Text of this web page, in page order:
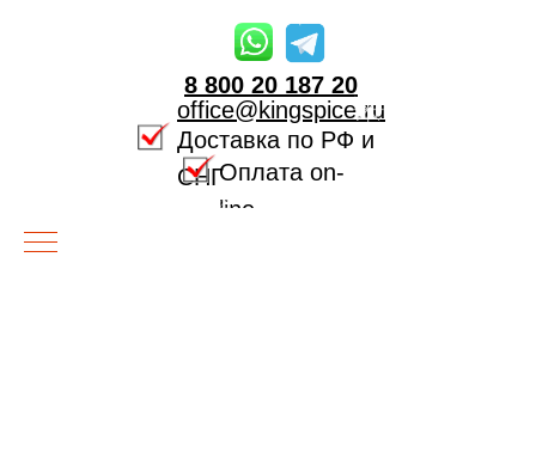
8 800 20 187 20
office@kingspice.ru
Доставка по РФ и
СНГОплата on-
line